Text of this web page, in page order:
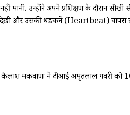
नहीं मानी. उन्होंने अपने प्रशिक्षण के
और उसकी धड़कनें (Heartbeat) वापस
मकवाणा ने टीआई अमृतलाल गवरी को